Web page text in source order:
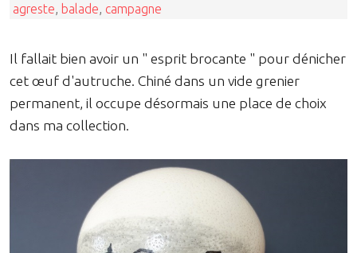
agreste
balade campagne
Il fallait bien avoir un " esprit brocante " pour dénicher
cet œuf d'autruche. Chiné dans un vide grenier
permanent, il occupe désormais une place de choix
dans ma collection.